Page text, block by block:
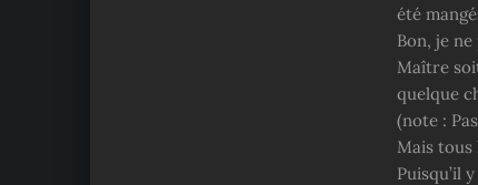
été
Bon, je
Maître
quelque
(note :
Mais tous
Puisqu’il